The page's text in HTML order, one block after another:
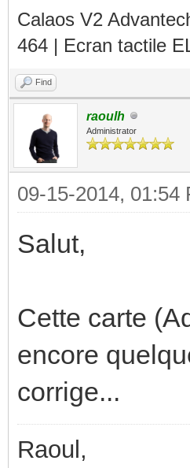
Calaos V2
464 | Ecran tactile
Find
raoulh
Administrator
09-15-2014, 01:54
Salut,
Cette carte
encore
corrige...
Raoul,